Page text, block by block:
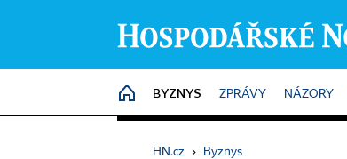
HOME
BYZNYS ZPRÁVY NÁZORY
HN.cz › Byznys